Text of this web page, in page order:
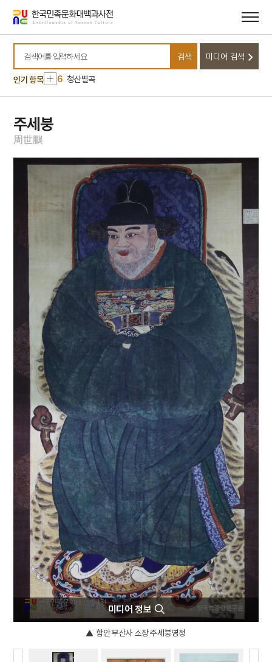
바로가기
바로가기
검색어를 입력하세요
검색 미디어 검색
인기 항목
3
고분벽화
4 국우동 탱자나무
5 채문식
6 청산별곡
7 강화도조약
오산전투
윤상원
3
고분벽화
국우동 탱자나무
5
채문식
청산별곡
7
강화도조약
교우촌
9
금성대군
10
대학연의
주세붕
周世鵬
미디어 정보
함안 무산사 소장 주세붕영정